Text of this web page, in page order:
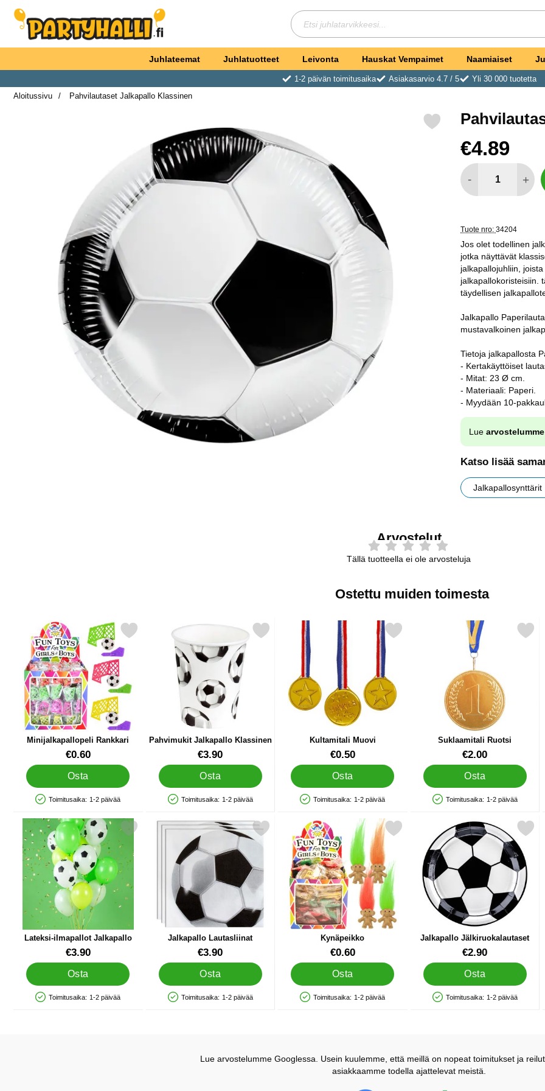
Hae
Ostoskori laajennettu Partyhallen AB
Juhlateemat Juhlatuotteet Leivonta Hauskat Vempaimet Naamiaiset
1-2 päivän toimitusaika Asiakasarvio 4.7 / 5
Yli 30 000 tuotetta
Aloitussivu
Pahvilautaset Jalkapallo Klassinen
Merkitse pahvilautaset Jalkapallo Klassinen suosikiksi
hinta
€4.89
- +
Tuote nro: 34204
Jos olet todellinen
jotka näyttävät
jalkapallojuhliin,
jalkapallokoristeisiin.
täydellisen
Jalkapallo
mustavalkoinen
Tietoja jalkapallosta
- Kertakäyttöiset
- Mitat: 23 Ø cm.
- Materiaali: Paperi.
- Myydään 10-
Lue arvostelumme
Katso lisää
Jalkapallosynttärit
Arvostelut
Tällä tuotteella ei ole arvosteluja
Ostettu muiden toimesta
Minijalkapallopeli Rankkari
Tuote.nro 14444€0.60
Osta
Saatavuus: Varastossa
Toimitusaika: 1-2 päivää
Merkitse minijalkapallopeli Rankkari suosikiksi
Pahvimukit Jalkapallo Klassinen
Tuote.nro 34205€3.90
Osta
Saatavuus: Varastossa
Toimitusaika: 1-2 päivää
Merkitse pahvimukit Jalkapallo Klassinen suosikiksi
Kultamitali Muovi
Tuote.nro 12482€0.50
Osta
Saatavuus: Varastossa
Toimitusaika: 1-2 päivää
Merkitse kultamitali Muovi suosikiksi
Suklaamitali Ruotsi
Tuote.nro 11094€2.00
Osta
Saatavuus: Varastossa
Toimitusaika: 1-2 päivää
Merkitse suklaamitali
Lateksi-ilmapallot Jalkapallo
Tuote.nro 20482€3.90
Osta
Saatavuus: Varastossa
Toimitusaika: 1-2 päivää
Merkitse lateksi-ilmapallot Jalkapallo suosikiksi
Jalkapallo Lautasliinat
Tuote.nro 34206€3.90
Osta
Saatavuus: Varastossa
Toimitusaika: 1-2 päivää
Merkitse jalkapallo Lautasliinat suosikiksi
Kynäpeikko
Tuote.nro 12965€0.60
Osta
Saatavuus: Varastossa
Toimitusaika: 1-2 päivää
Merkitse kynäpeikko suosikiksi
Jalkapallo Jälkiruokalautaset
Tuote.nro 21138€2.90
Osta
Saatavuus: Varastossa
Toimitusaika: 1-2 päivää
Merkitse jalkapallo
Lue arvostelumme Googlessa. Usein kuulemme, että meillä on nopeat toimitukset ja
asiakkaamme todella ajattelevat meistä.